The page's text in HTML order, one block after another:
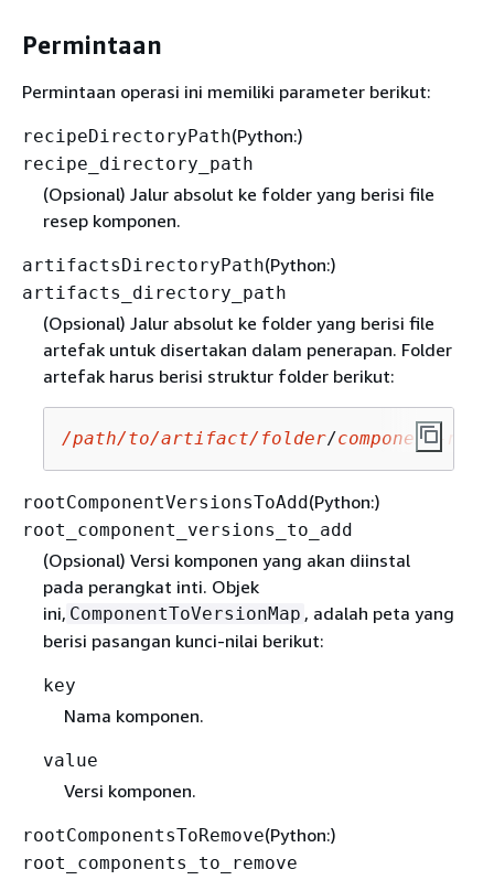
Permintaan
Permintaan operasi ini memiliki parameter berikut:
recipeDirectoryPath(Python:)
recipe_directory_path
(Opsional) Jalur absolut ke folder yang berisi file
resep komponen.
artifactsDirectoryPath(Python:)
artifacts_directory_path
(Opsional) Jalur absolut ke folder yang berisi file
artefak untuk disertakan dalam penerapan. Folder
artefak harus berisi struktur folder berikut:
/path/to/artifact/folder/component-name
rootComponentVersionsToAdd(Python:)
root_component_versions_to_add
(Opsional) Versi komponen yang akan diinstal
pada perangkat inti. Objek
ini, ComponentToVersionMap , adalah peta yang
berisi pasangan kunci-nilai berikut:
key
Nama komponen.
value
Versi komponen.
rootComponentsToRemove(Python:)
root_components_to_remove